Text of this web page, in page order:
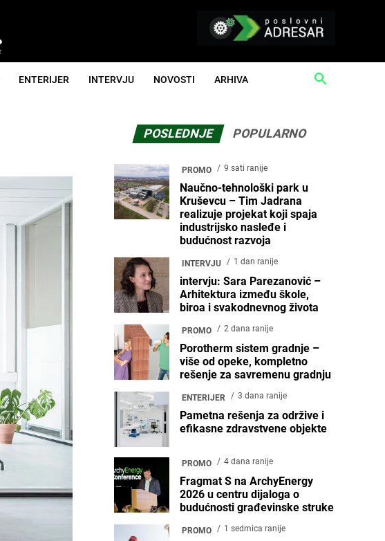
ENTERIJER INTERVJU NOVOSTI ARHIVA
POSLEDNJE POPULARNO
PROMO 9 sati ranije
Naučno-tehnološki park u
Kruševcu – Tim Jadrana
realizuje projekat koji spaja
industrijsko nasleđe i
budućnost razvoja
INTERVJU 1 dan ranije
intervju: Sara Parezanović –
Arhitektura između škole,
biroa i svakodnevnog života
PROMO 2 dana ranije
Porotherm sistem gradnje –
više od opeke, kompletno
rešenje za savremenu gradnju
ENTERIJER 3 dana ranije
Pametna rešenja za održive i
efikasne zdravstvene objekte
PROMO 4 dana ranije
Fragmat S na ArchyEnergy
2026 u centru dijaloga o
budućnosti građevinske struke
PROMO 1 sedmica ranije